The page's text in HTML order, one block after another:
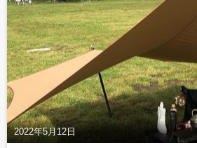
2022年5月12日